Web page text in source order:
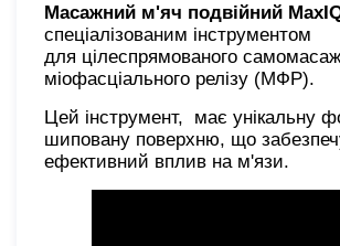
Масажний м'яч подвійний
спеціалізованим інструментом
для цілеспрямованого
міофасціального релізу (МФР).
Цей інструмент, має унікальну
шиповану поверхню, що
ефективний вплив на м'язи.